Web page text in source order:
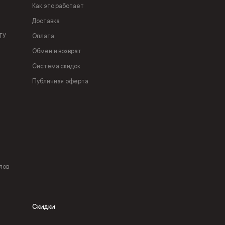
Как это работает
Доставка
Оплата
Обмен и возврат
Система скидок
Публичная оферта
Скидки